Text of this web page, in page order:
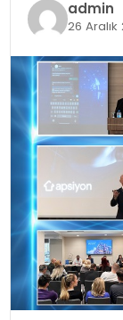
admin
26